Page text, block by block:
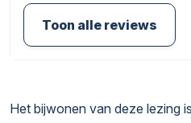
Toon alle reviews
Het bijwonen van deze lezing is